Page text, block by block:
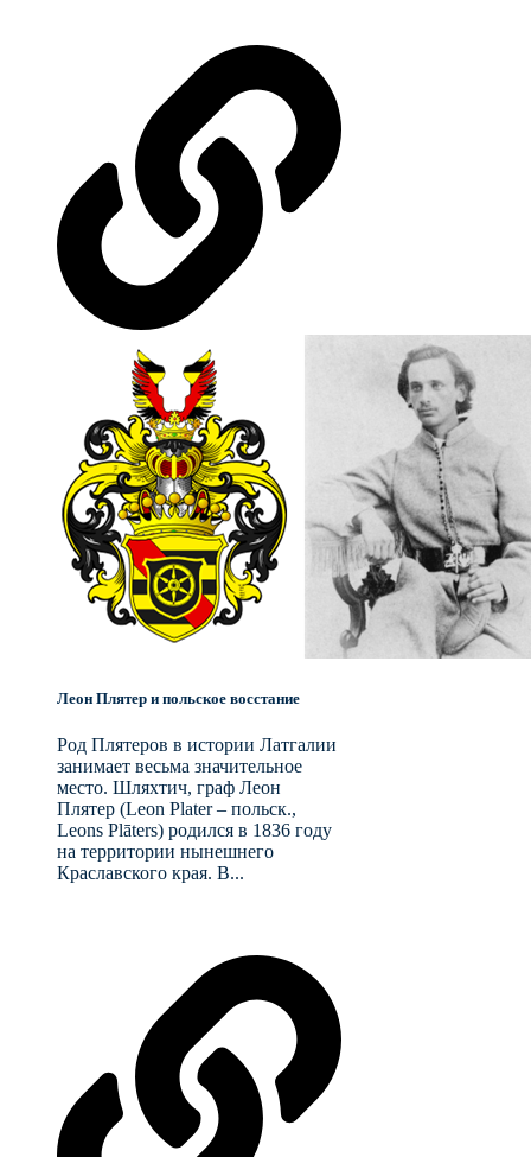
Леон Плятер и польское восстание
Род Плятеров в истории Латгалии
занимает весьма значительное
место. Шляхтич, граф Леон
Плятер (Leon Plater – польск.,
Leons Plāters) родился в 1836 году
на территории нынешнего
Краславского края. В...